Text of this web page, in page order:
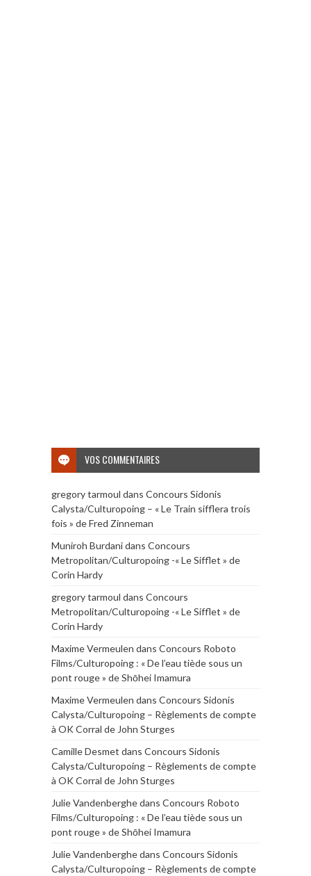
VOS COMMENTAIRES
gregory tarmoul dans Concours Sidonis
Calysta/Culturopoing – « Le Train sifflera trois
fois » de Fred Zinneman
Muniroh Burdanidans Concours
Metropolitan/Culturopoing -« Le Sifflet » de
Corin Hardy
gregory tarmoul dans Concours
Metropolitan/Culturopoing -« Le Sifflet » de
Corin Hardy
Maxime Vermeulen dans Concours Roboto
Films/Culturopoing : « De l’eau tiède sous un
pont rouge » de Shōhei Imamura
Maxime Vermeulen dans Concours Sidonis
Calysta/Culturopoing – Règlements de compte
à OK Corral de John Sturges
Camille Desmet dans Concours Sidonis
Calysta/Culturopoing – Règlements de compte
à OK Corral de John Sturges
Julie Vandenberghedans Concours Roboto
Films/Culturopoing : « De l’eau tiède sous un
pont rouge » de Shōhei Imamura
Julie Vandenberghedans Concours Sidonis
Calysta/Culturopoing – Règlements de compte